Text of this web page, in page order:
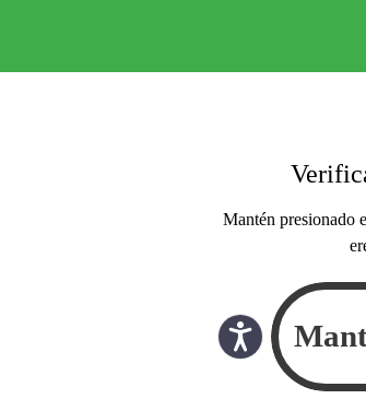
Mantén presionado